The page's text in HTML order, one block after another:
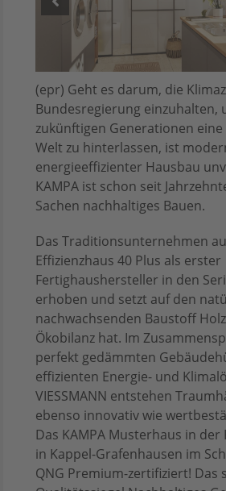
(epr) Geht es darum, die
Bundesregierung einzuhalten,
zukünftigen Generationen
Welt zu hinterlassen, ist
energieeffizienter Hausbau
KAMPA ist schon seit
Sachen nachhaltiges Bauen.
Das Traditionsunternehmen
Effizienzhaus 40 Plus als erster
Fertighaushersteller in den
erhoben und setzt auf den
nachwachsenden Baustoff
Ökobilanz hat. Im
perfekt gedämmten
effizienten Energie- und
VIESSMANN entstehen
ebenso innovativ wie
Das KAMPA Musterhaus in
in Kappel-Grafenhausen im
QNG Premium-zertifiziert! Das